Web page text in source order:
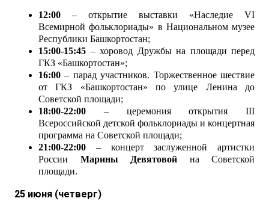
12:00 – открытие выставки «Наследие VI
Всемирной фольклориады» в Национальном музее
Республики Башкортостан;
15:00-15:45 – хоровод Дружбы на площади перед
ГКЗ «Башкортостан»;
16:00 – парад участников. Торжественное шествие
от ГКЗ «Башкортостан» по улице Ленина до
Советской площади;
18:00-22:00 – церемония открытия III
Всероссийской детской фольклориады и концертная
программа на Советской площади;
21:00-22:00 – концерт заслуженной артистки
России Марины Девятовой на Советской
площади.
25 июня (четверг)